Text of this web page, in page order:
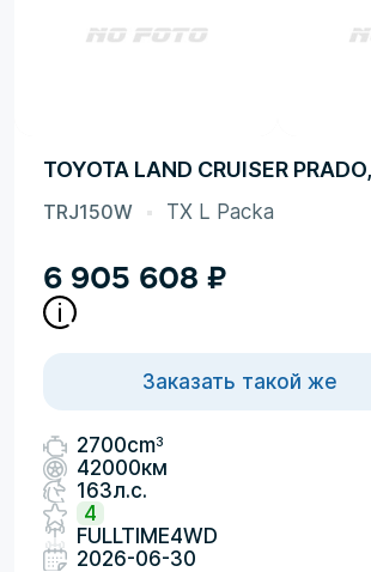
TOYOTA LAND CRUISER
TRJ150W TX L Packa
6 905 608 ₽
Заказать такой же
2700cm3
42000км
163л.с.
4
FULLTIME4WD
2026-06-30